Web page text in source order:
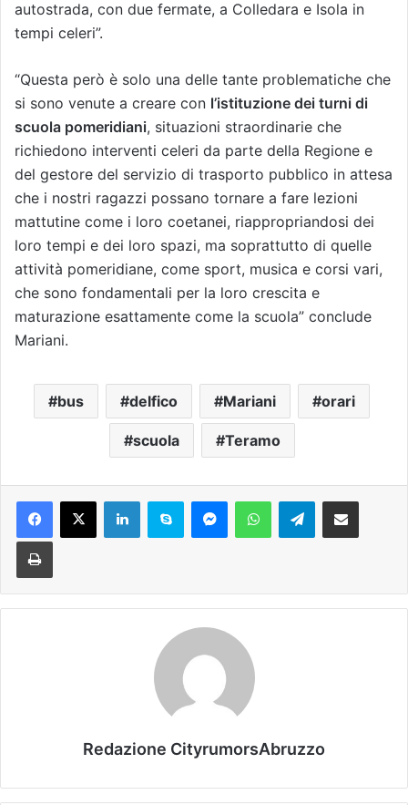
autostrada, con due fermate, a Colledara e Isola in
tempi celeri”.
“Questa però è solo una delle tante problematiche che
si sono venute a creare con l’istituzione dei turni di
scuola pomeridiani, situazioni straordinarie che
richiedono interventi celeri da parte della Regione e
del gestore del servizio di trasporto pubblico in attesa
che i nostri ragazzi possano tornare a fare lezioni
mattutine come i loro coetanei, riappropriandosi dei
loro tempi e dei loro spazi, ma soprattutto di quelle
attività pomeridiane, come sport, musica e corsi vari,
che sono fondamentali per la loro crescita e
maturazione esattamente come la scuola” conclude
Mariani.
bus delfico Mariani orari
scuola Teramo
Telegram
Redazione CityrumorsAbruzzo